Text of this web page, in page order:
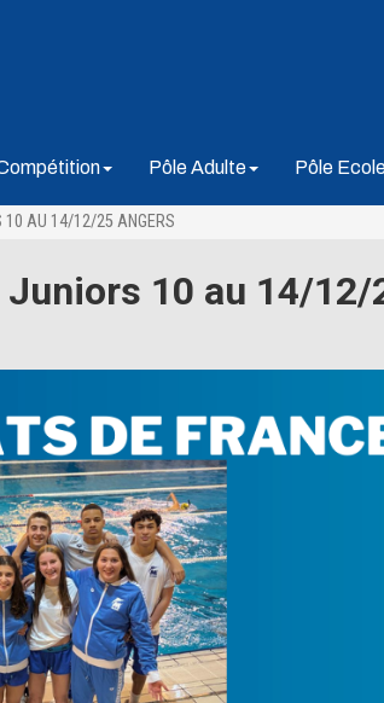
Pôle Adulte Pôle
10 AU 14/12/25 ANGERS
10 au 14/12/